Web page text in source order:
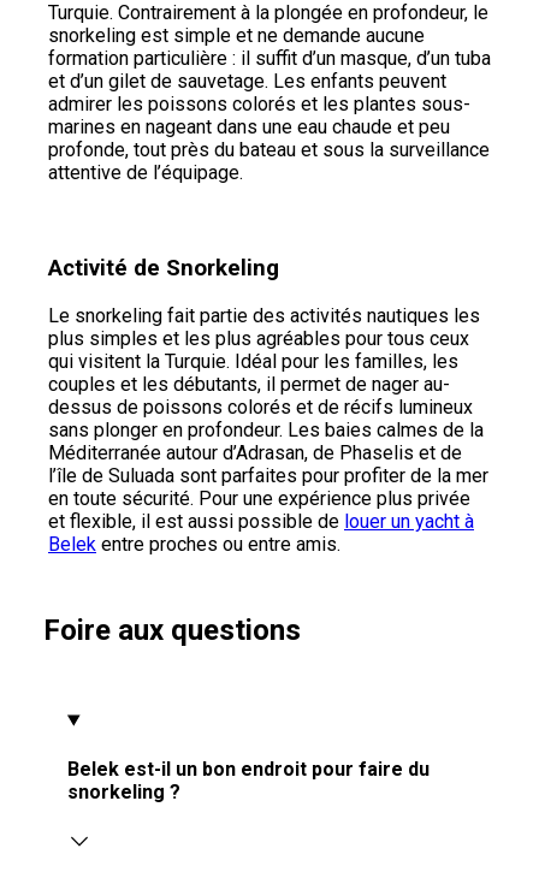
Turquie. Contrairement à la plongée en profondeur, le
snorkeling est simple et ne demande aucune
formation particulière : il suffit d’un masque, d’un tuba
et d’un gilet de sauvetage. Les enfants peuvent
admirer les poissons colorés et les plantes sous-
marines en nageant dans une eau chaude et peu
profonde, tout près du bateau et sous la surveillance
attentive de l’équipage.
Activité de Snorkeling
Le snorkeling fait partie des activités nautiques les
plus simples et les plus agréables pour tous ceux
qui visitent la Turquie. Idéal pour les familles, les
couples et les débutants, il permet de nager au-
dessus de poissons colorés et de récifs lumineux
sans plonger en profondeur. Les baies calmes de la
Méditerranée autour d’Adrasan, de Phaselis et de
l’île de Suluada sont parfaites pour profiter de la mer
en toute sécurité. Pour une expérience plus privée
et flexible, il est aussi possible de louer un yacht à
Belek entre proches ou entre amis.
Foire aux questions
Belek est-il un bon endroit pour faire du
snorkeling ?